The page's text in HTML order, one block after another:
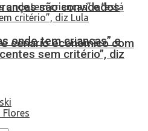
são convidados
cenário econômico com
onde tem crianças” e
sem critério”, diz
Flores